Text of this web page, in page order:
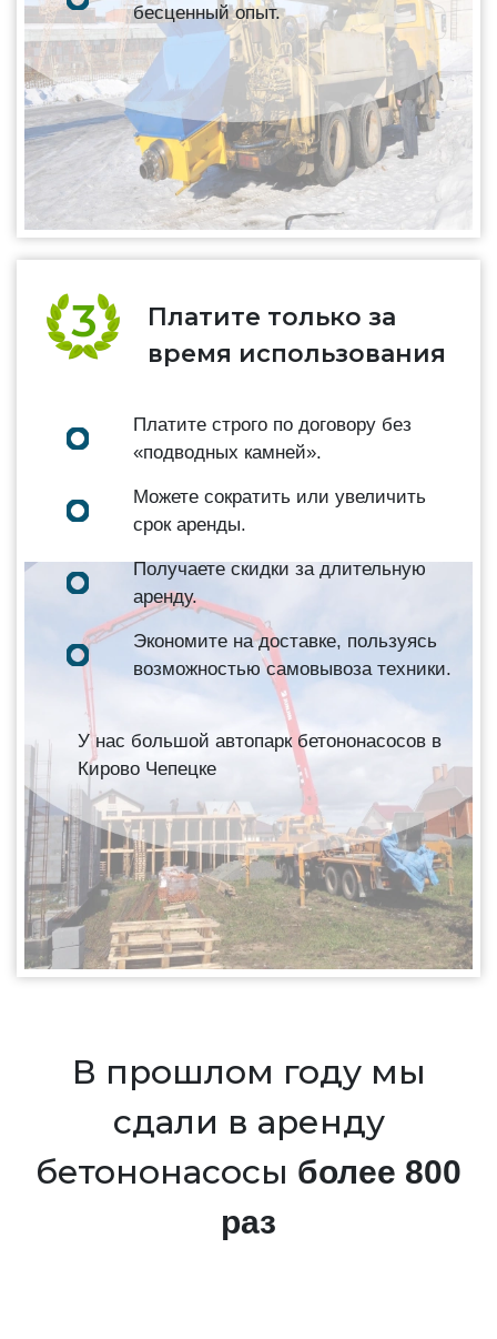
бесценный опыт.
Платите только за
время использования
Платите строго по договору без
«подводных камней».
Можете сократить или увеличить
срок аренды.
Получаете скидки за длительную
аренду.
Экономите на доставке, пользуясь
возможностью самовывоза техники.
У нас большой автопарк бетононасосов в
Кирово Чепецке
В прошлом году мы
сдали в аренду
бетононасосы более 800
раз